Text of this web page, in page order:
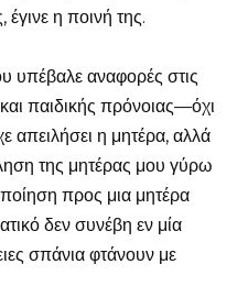
η ποινή της.
υπέβαλε αναφορές στις
παιδικής πρόνοιας—όχι
απειλήσει η μητέρα, αλλά
της μητέρας μου γύρω
προς μια μητέρα
δεν συνέβη εν μία
σπάνια φτάνουν με